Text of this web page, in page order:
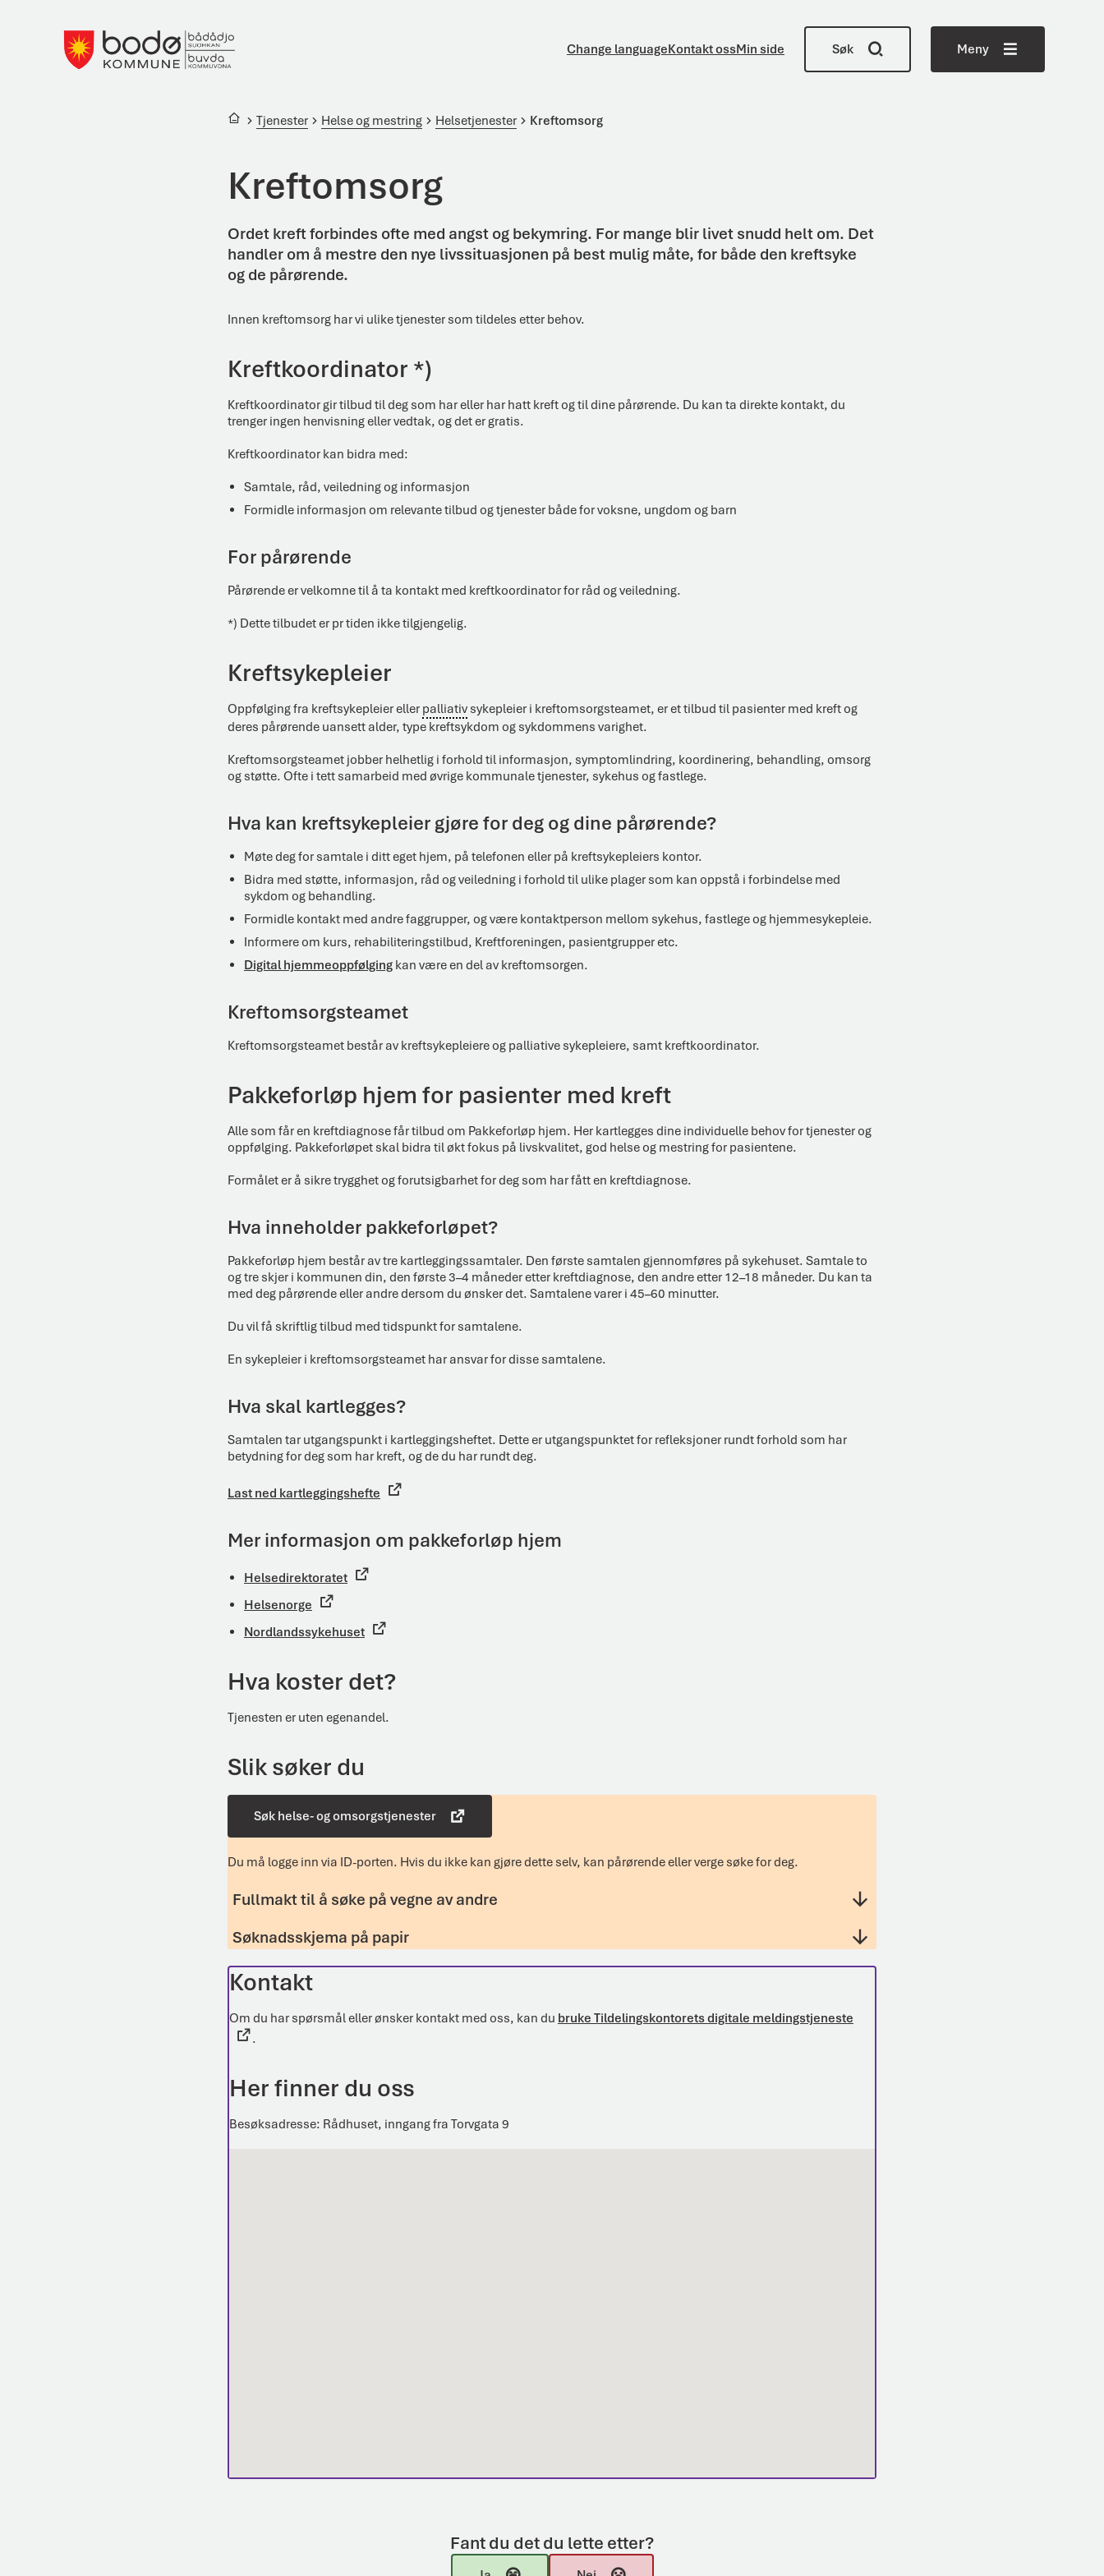
Change languageKontakt ossMin side Søk Meny
Du er her:Tjenester Helse og mestring Helsetjenester Kreftomsorg
Kreftomsorg
Ordet kreft forbindes ofte med angst og bekymring. For mange blir livet snudd helt om. Det
handler om å mestre den nye livssituasjonen på best mulig måte, for både den kreftsyke
og de pårørende.
Innen kreftomsorg har vi ulike tjenester som tildeles etter behov.
Kreftkoordinator *)
Kreftkoordinator gir tilbud til deg som har eller har hatt kreft og til dine pårørende. Du kan ta direkte kontakt, du
trenger ingen henvisning eller vedtak, og det er gratis.
Kreftkoordinator kan bidra med:
Samtale, råd, veiledning og informasjon
Formidle informasjon om relevante tilbud og tjenester både for voksne, ungdom og barn
For pårørende
Pårørende er velkomne til å ta kontakt med kreftkoordinator for råd og veiledning.
*) Dette tilbudet er pr tiden ikke tilgjengelig.
Kreftsykepleier
Oppfølging fra kreftsykepleier eller palliativ sykepleier i kreftomsorgsteamet, er et tilbud til pasienter med kreft og
deres pårørende uansett alder, type kreftsykdom og sykdommens varighet.
Kreftomsorgsteamet jobber helhetlig i forhold til informasjon, symptomlindring, koordinering, behandling, omsorg
og støtte. Ofte i tett samarbeid med øvrige kommunale tjenester, sykehus og fastlege.
Hva kan kreftsykepleier gjøre for deg og dine pårørende?
Møte deg for samtale i ditt eget hjem, på telefonen eller på kreftsykepleiers kontor.
Bidra med støtte, informasjon, råd og veiledning i forhold til ulike plager som kan oppstå i forbindelse med
sykdom og behandling.
Formidle kontakt med andre faggrupper, og være kontaktperson mellom sykehus, fastlege og hjemmesykepleie.
Informere om kurs, rehabiliteringstilbud, Kreftforeningen, pasientgrupper etc.
Digital hjemmeoppfølging kan være en del av kreftomsorgen.
Kreftomsorgsteamet
Kreftomsorgsteamet består av kreftsykepleiere og palliative sykepleiere, samt kreftkoordinator.
Pakkeforløp hjem for pasienter med kreft
Alle som får en kreftdiagnose får tilbud om Pakkeforløp hjem. Her kartlegges dine individuelle behov for tjenester og
oppfølging. Pakkeforløpet skal bidra til økt fokus på livskvalitet, god helse og mestring for pasientene.
Formålet er å sikre trygghet og forutsigbarhet for deg som har fått en kreftdiagnose.
Hva inneholder pakkeforløpet?
Pakkeforløp hjem består av tre kartleggingssamtaler. Den første samtalen gjennomføres på sykehuset. Samtale to
og tre skjer i kommunen din, den første 3–4 måneder etter kreftdiagnose, den andre etter 12–18 måneder. Du kan ta
med deg pårørende eller andre dersom du ønsker det. Samtalene varer i 45–60 minutter.
Du vil få skriftlig tilbud med tidspunkt for samtalene.
En sykepleier i kreftomsorgsteamet har ansvar for disse samtalene.
Hva skal kartlegges?
Samtalen tar utgangspunkt i kartleggingsheftet. Dette er utgangspunktet for refleksjoner rundt forhold som har
betydning for deg som har kreft, og de du har rundt deg.
Last ned kartleggingshefte
Mer informasjon om pakkeforløp hjem
Helsedirektoratet
Helsenorge
Nordlandssykehuset
Hva koster det?
Tjenesten er uten egenandel.
Slik søker du
Søk helse- og omsorgstjenester
Du må logge inn via ID-porten. Hvis du ikke kan gjøre dette selv, kan pårørende eller verge søke for deg.
Fullmakt til å søke på vegne av andre
Søknadsskjema på papir
Kontakt
Om du har spørsmål eller ønsker kontakt med oss, kan du bruke Tildelingskontorets digitale meldingstjeneste
.
Her finner du oss
Besøksadresse: Rådhuset, inngang fra Torvgata 9
Fant du det du lette etter?